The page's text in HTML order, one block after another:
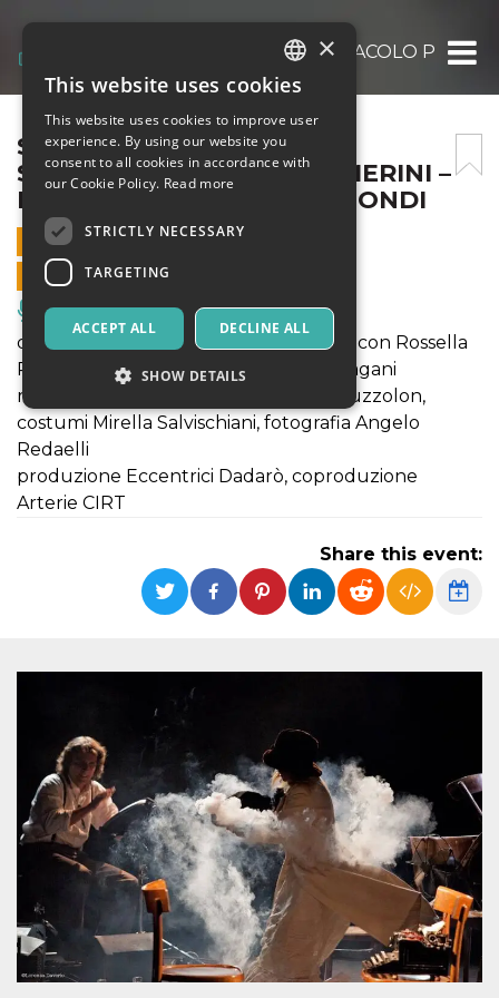
SENZA FILTRO. UNO SPETTACOLO PER
SENZA FILTRO. UNO
SPETTACOLO PER ALDA MERINI –
RASSEGNA POETI&VAGABONDI
5 APRIL 2024 - 21:00
ONLINE SALES ENDED
Music, Live Events, Clubs
di Fabrizio Visconti, Rossella Rapisarda, con Rossella
Rapisarda e musiche dal vivo Marco Pagani
regia Fabrizio Visconti, scene Marco Muzzolon,
costumi Mirella Salvischiani, fotografia Angelo
Redaelli
produzione Eccentrici Dadarò, coproduzione
Arterie CIRT
Share this event:
ITALIAN
ENGLISH
SPANISH
×
This website uses cookies
This website uses cookies to improve user
experience. By using our website you
consent to all cookies in accordance with
our Cookie Policy. Read more
STRICTLY NECESSARY
TARGETING
ACCEPT ALL DECLINE ALL
SHOW DETAILS
Strictly necessary cookies allow core website
functionality such as user login and account
Provider /
Domain
Expiration Description
restrictions
based on
the visitor's
IP address. It
is essential
for
supporting a
website's
security
features and
in providing
protection
against